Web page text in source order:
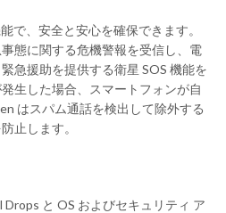
で、安全と安心を確保できます。
態に関する危機警報を受信し、電
急援助を提供する衛星 SOS 機能を
生した場合、スマートフォンが自
はスパム通話を検出して除外する
止します。
Drops と OS およびセキュリティ ア